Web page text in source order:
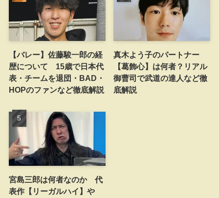
【バレー】佐藤駿一郎の経
歴について 15歳で日本代
表・チームを退団・BAD・
HOPのファンなど徹底解説
真木よう子のパートナー
【葛飾心】は何者？リアル
御曹司で武道の達人など徹
底解説
宮島三郎は何者なのか 代
表作【リーガルハイ】や